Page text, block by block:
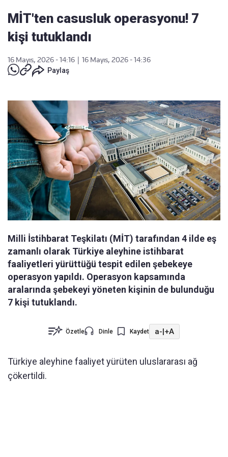
MİT'ten casusluk operasyonu! 7
kişi tutuklandı
16 Mayıs, 2026 - 14:16
16 Mayıs, 2026 - 14:36
Paylaş
Milli İstihbarat Teşkilatı (MİT) tarafından 4 ilde eş
zamanlı olarak Türkiye aleyhine istihbarat
faaliyetleri yürüttüğü tespit edilen şebekeye
operasyon yapıldı. Operasyon kapsamında
aralarında şebekeyi yöneten kişinin de bulunduğu
7 kişi tutuklandı.
Özetle Dinle Kaydet a-|+A
Türkiye aleyhine faaliyet yürüten uluslararası ağ
çökertildi.